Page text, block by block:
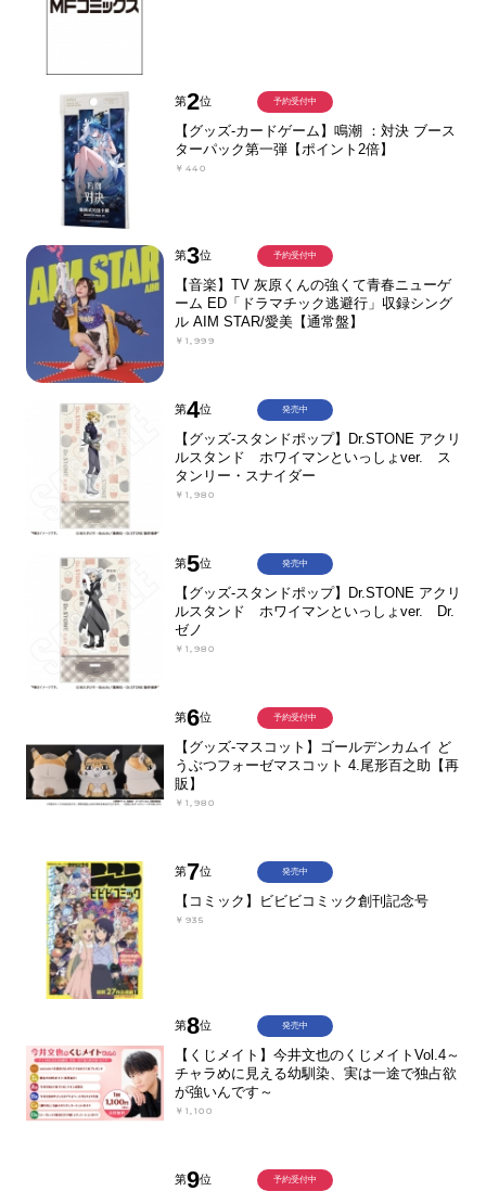
第2位
【グッズ-カードゲーム】鳴潮 ：対決 ブース
ターパック第一弾【ポイント2倍】
￥440
予約受付中
第3位
【音楽】TV 灰原くんの強くて青春ニューゲ
ーム ED「ドラマチック逃避行」収録シング
ル AIM STAR/愛美【通常盤】
￥1,999
予約受付中
第4位
【グッズ-スタンドポップ】Dr.STONE アクリ
ルスタンド ホワイマンといっしょver. ス
タンリー・スナイダー
￥1,980
発売中
第5位
【グッズ-スタンドポップ】Dr.STONE アクリ
ルスタンド ホワイマンといっしょver. Dr.
ゼノ
￥1,980
発売中
第6位
【グッズ-マスコット】ゴールデンカムイ ど
うぶつフォーゼマスコット 4.尾形百之助【再
販】
￥1,980
予約受付中
第7位
【コミック】ビビビコミック創刊記念号
￥935
発売中
第8位
【くじメイト】今井文也のくじメイトVol.4～
チャラめに見える幼馴染、実は一途で独占欲
が強いんです～
￥1,100
発売中
第9位 予約受付中